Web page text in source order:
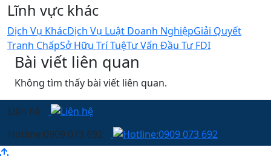
Lĩnh vực khác
Dịch Vụ KhácDịch Vụ Luật Doanh NghiệpGiải Quyết
Tranh ChấpSở Hữu Trí TuệTư Vấn Đầu Tư FDI
Bài viết liên quan
Không tìm thấy bài viết liên quan.
Liên hệ
Hotline:0909 073 692